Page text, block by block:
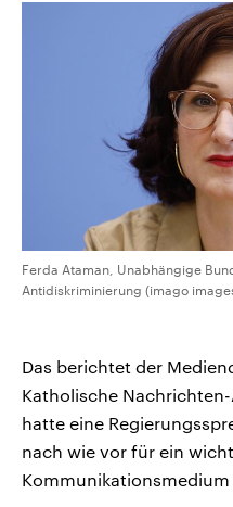
Ferda Ataman, Unabhängige
Antidiskriminierung (imago
Das berichtet der
Katholische
hatte eine
nach wie vor für ein
Kommunikationsmedium